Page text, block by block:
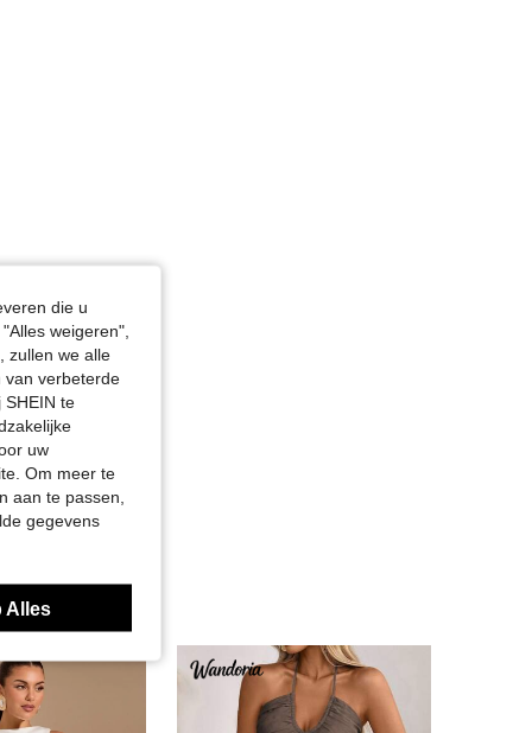
die u
weigeren",
zullen we alle
van verbeterde
te
uw
Om meer te
aan te passen,
gegevens
Alles